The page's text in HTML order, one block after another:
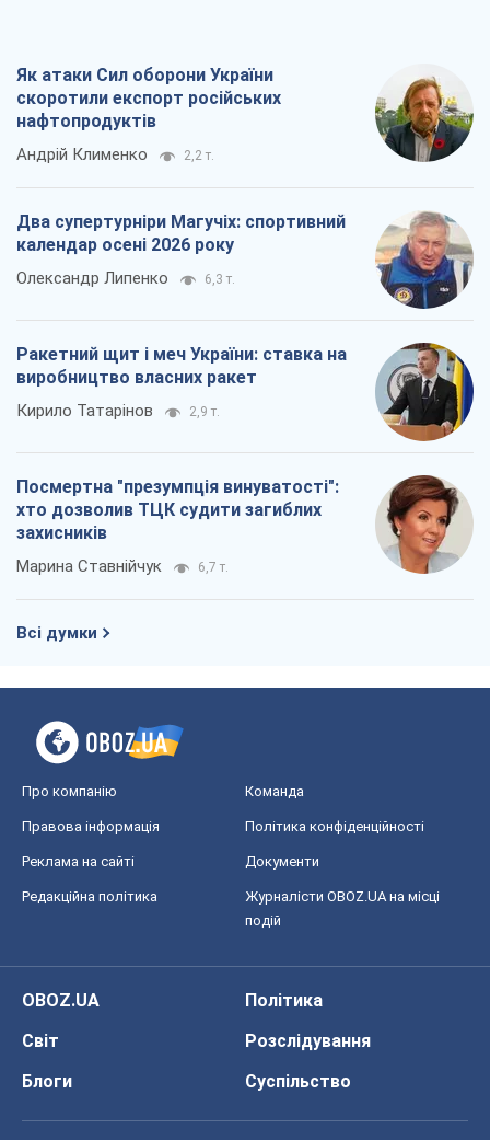
Як атаки Сил оборони України
скоротили експорт російських
нафтопродуктів
Андрій Клименко 2,2 т.
Два супертурніри Магучіх: спортивний
календар осені 2026 року
Олександр Липенко 6,3 т.
Ракетний щит і меч України: ставка на
виробництво власних ракет
Кирило Татарінов 2,9 т.
Посмертна "презумпція винуватості":
хто дозволив ТЦК судити загиблих
захисників
Марина Ставнійчук 6,7 т.
Всі думки
Про компанію Команда
Правова інформація Політика конфіденційності
Реклама на сайті Документи
Редакційна політика
Журналісти OBOZ.UA на місці
подій
OBOZ.UA
Політика
Світ
Розслідування
Блоги
Суспільство